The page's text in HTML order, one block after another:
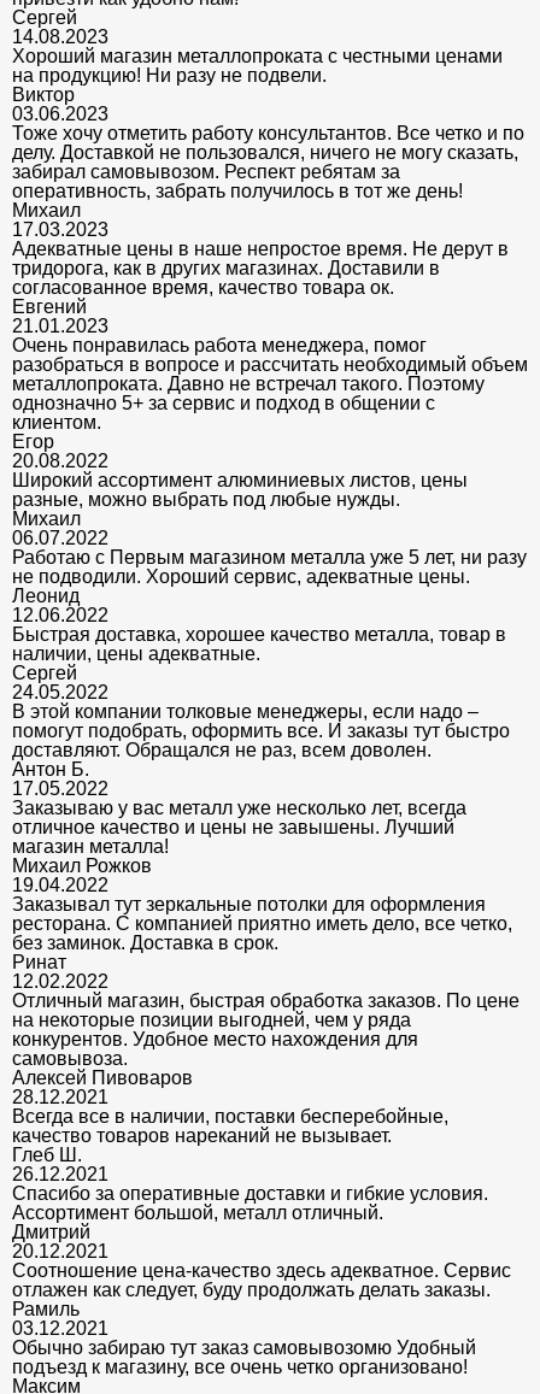
Сергей
14.08.2023
Хороший магазин металлопроката с честными ценами
на продукцию! Ни разу не подвели.
Виктор
03.06.2023
Тоже хочу отметить работу консультантов. Все четко и по
делу. Доставкой не пользовался, ничего не могу сказать,
забирал самовывозом. Респект ребятам за
оперативность, забрать получилось в тот же день!
Михаил
17.03.2023
Адекватные цены в наше непростое время. Не дерут в
тридорога, как в других магазинах. Доставили в
согласованное время, качество товара ок.
Евгений
21.01.2023
Очень понравилась работа менеджера, помог
разобраться в вопросе и рассчитать необходимый объем
металлопроката. Давно не встречал такого. Поэтому
однозначно 5+ за сервис и подход в общении с
клиентом.
Егор
20.08.2022
Широкий ассортимент алюминиевых листов, цены
разные, можно выбрать под любые нужды.
Михаил
06.07.2022
Работаю с Первым магазином металла уже 5 лет, ни разу
не подводили. Хороший сервис, адекватные цены.
Леонид
12.06.2022
Быстрая доставка, хорошее качество металла, товар в
наличии, цены адекватные.
Сергей
24.05.2022
В этой компании толковые менеджеры, если надо –
помогут подобрать, оформить все. И заказы тут быстро
доставляют. Обращался не раз, всем доволен.
Антон Б.
17.05.2022
Заказываю у вас металл уже несколько лет, всегда
отличное качество и цены не завышены. Лучший
магазин металла!
Михаил Рожков
19.04.2022
Заказывал тут зеркальные потолки для оформления
ресторана. С компанией приятно иметь дело, все четко,
без заминок. Доставка в срок.
Ринат
12.02.2022
Отличный магазин, быстрая обработка заказов. По цене
на некоторые позиции выгодней, чем у ряда
конкурентов. Удобное место нахождения для
самовывоза.
Алексей Пивоваров
28.12.2021
Всегда все в наличии, поставки бесперебойные,
качество товаров нареканий не вызывает.
Глеб Ш.
26.12.2021
Спасибо за оперативные доставки и гибкие условия.
Ассортимент большой, металл отличный.
Дмитрий
20.12.2021
Соотношение цена-качество здесь адекватное. Сервис
отлажен как следует, буду продолжать делать заказы.
Рамиль
03.12.2021
Обычно забираю тут заказ самовывозомю Удобный
подъезд к магазину, все очень четко организовано!
Максим